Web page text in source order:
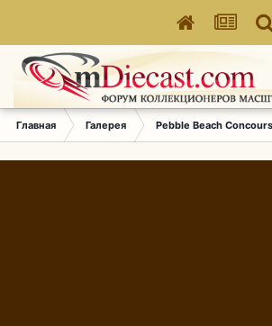
Главная Галерея Pebble Beach